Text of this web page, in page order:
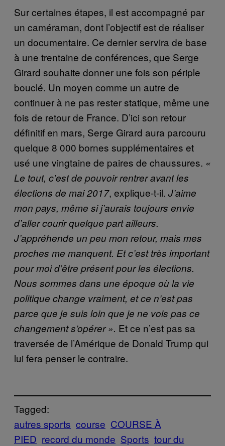
Sur certaines étapes, il est accompagné par
un caméraman, dont l’objectif est de réaliser
un documentaire. Ce dernier servira de base
à une trentaine de conférences, que Serge
Girard souhaite donner une fois son périple
bouclé. Un moyen comme un autre de
continuer à ne pas rester statique, même une
fois de retour de France. D’ici son retour
définitif en mars, Serge Girard aura parcouru
quelque 8 000 bornes supplémentaires et
usé une vingtaine de paires de chaussures. «
Le tout, c’est de pouvoir rentrer avant les
élections de mai 2017, explique-t-il. J’aime
mon pays, même si j’aurais toujours envie
d’aller courir quelque part ailleurs.
J’appréhende un peu mon retour, mais mes
proches me manquent. Et c’est très important
pour moi d’être présent pour les élections.
Nous sommes dans une époque où la vie
politique change vraiment, et ce n’est pas
parce que je suis loin que je ne vois pas ce
changement s’opérer ». Et ce n’est pas sa
traversée de l’Amérique de Donald Trump qui
lui fera penser le contraire.
Tagged:
autres sports course COURSE À
PIED record du monde Sports tour du